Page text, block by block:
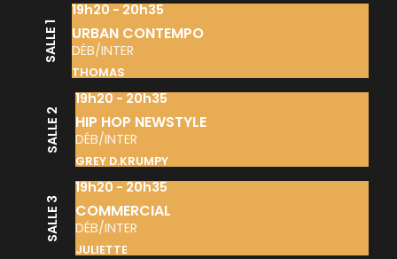
SALLE 1
19h20 - 20h35
URBAN CONTEMPO
DÉB/INTER
THOMAS
SALLE 2
19h20 - 20h35
HIP HOP NEWSTYLE
DÉB/INTER
GREY D.KRUMPY
SALLE 3
19h20 - 20h35
COMMERCIAL
DÉB/INTER
JULIETTE